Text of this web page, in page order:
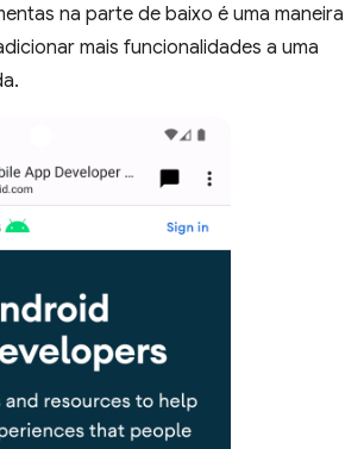
na parte de baixo é uma maneira
mais funcionalidades a uma